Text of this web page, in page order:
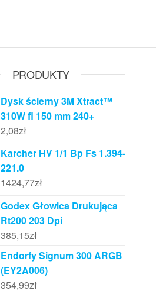
PRODUKTY
Dysk ścierny 3M Xtract™
310W fi 150 mm 240+
2,08zł
Karcher HV 1/1 Bp Fs 1.394-
221.0
1424,77zł
Godex Głowica Drukująca
Rt200 203 Dpi
385,15zł
Endorfy Signum 300 ARGB
(EY2A006)
354,99zł